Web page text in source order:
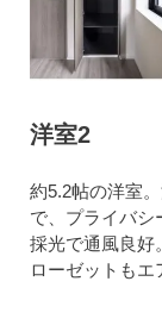
洋室2
約5.2帖の洋室
で、プライバシ
採光で通風良好
ローゼットもエ